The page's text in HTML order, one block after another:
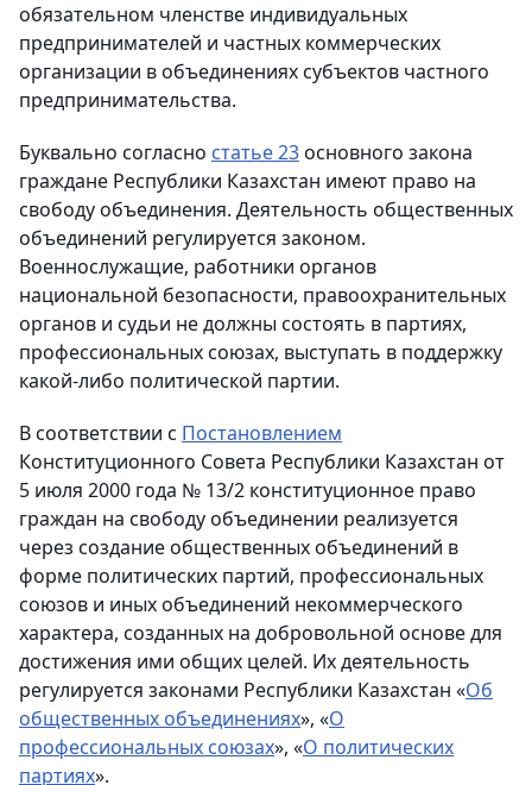
обязательном членстве индивидуальных
предпринимателей и частных коммерческих
организации в объединениях субъектов частного
предпринимательства.
Буквально согласно статье 23основного закона
граждане Республики Казахстан имеют право на
свободу объединения. Деятельность общественных
объединений регулируется законом.
Военнослужащие, работники органов
национальной безопасности, правоохранительных
органов и судьи не должны состоять в партиях,
профессиональных союзах, выступать в поддержку
какой-либо политической партии.
В соответствии с Постановлением
Конституционного Совета Республики Казахстан от
5 июля 2000 года № 13/2 конституционное право
граждан на свободу объединении реализуется
через создание общественных объединений в
форме политических партий, профессиональных
союзов и иных объединений некоммерческого
характера, созданных на добровольной основе для
достижения ими общих целей. Их деятельность
регулируется законами Республики Казахстан «Об
общественных объединениях», «О
профессиональных союзах», «О политических
партиях».